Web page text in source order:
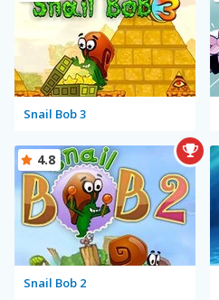
Snail Bob 3
Snail Bob 2
4.8